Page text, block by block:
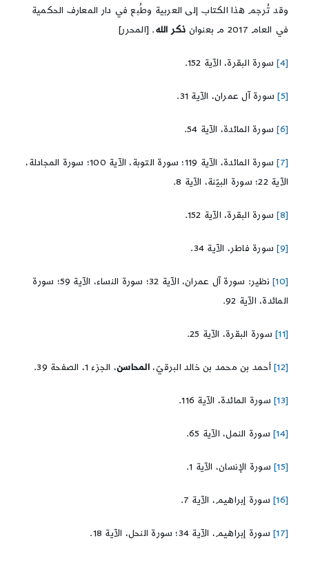
وقد تُرجم هذا الكتاب إلى العربية وطُبع في دار المعارف الحكمية
في العام 2017 م بعنوان
ذكر الله. [المحرر]
[4] سورة البقرة، الآية 152.
[5] سورة آل عمران، الآية 31.
[6] سورة المائدة، الآية 54.
[7]
سورة المائدة، الآية 119؛ سورة التوبة، الآية 100؛ سورة المجادلة،
الآية 22؛ سورة البيّنة، الآية 8.
[8] سورة البقرة، الآية 152.
[9] سورة فاطر، الآية 34.
[10]
نظير: سورة آل عمران، الآية 32؛ سورة النساء، الآية 59؛ سورة
المائدة، الآية 92.
[11] سورة البقرة، الآية 25.
[12] أحمد بن محمد بن خالد البرقيّ،المحاسن، الجزء 1، الصفحة 39.
[13] سورة المائدة، الآية 116.
[14] سورة النمل، الآية 65.
[15] سورة الإنسان، الآية 1.
[16] سورة إبراهيم، الآية 7.
[17] سورة إبراهيم، الآية 34؛ سورة النحل، الآية 18.